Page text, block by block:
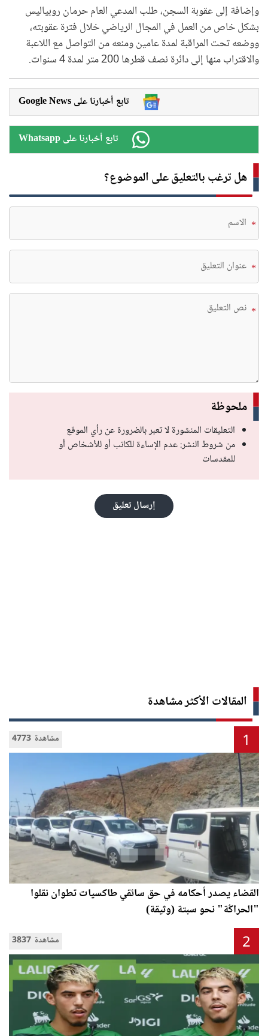
وإضافة إلى عقوبة السجن، طلب المدعي العام حرمان روبياليس
بشكل خاص من العمل في المجال الرياضي خلال فترة عقوبته،
ووضعه تحت المراقبة لمدة عامين ومنعه من التواصل مع اللاعبة
والاقتراب منها إلى دائرة نصف قطرها 200 متر لمدة 4 سنوات.
Google News تابع أخبارنا على
Whatsapp تابع أخبارنا على
هل ترغب بالتعليق على الموضوع؟
*
*
*
ملحوظة
التعليقات المنشورة لا تعبر بالضرورة عن رأي الموقع
من شروط النشر: عدم الإساءة للكاتب أو للأشخاص أو
للمقدسات
إرسال تعليق
المقالات الأكثر مشاهدة
4773 مشاهدة 1
القضاء يصدر أحكامه في حق سائقي طاكسيات تطوان نقلوا
"الحراݣة" نحو سبتة (وثيقة)
3837 مشاهدة 2